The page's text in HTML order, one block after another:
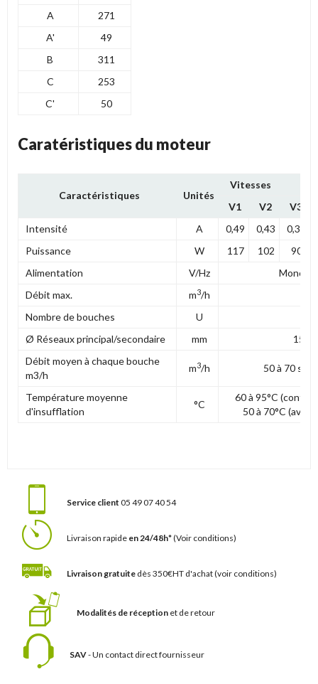
A
271
A'
49
B
311
C
253
C'
50
Caratéristiques du moteur
Caractéristiques Unités
Vitesses
V1
V2
V3
Intensité
A 0,49 0,43 0,38
Puissance
W 117 102
90
Alimentation
V/Hz
Mono
Débit max.
m3/h
Nombre de bouches
U
Ø Réseaux principal/secondaire
mm
15 /
Débit moyen à chaque bouche
m3/h
m3/h 50 à 70
Température moyenne
d'insufflation
°C
60 à 95°C
50 à 70°C (avec
Service client 05 49 07 40 54
Livraison rapide en 24/48h*(Voir conditions)
Livraison gratuite dès 350€HT d'achat(voir conditions)
Modalités de réception et de retour
SAV- Un contact direct fournisseur